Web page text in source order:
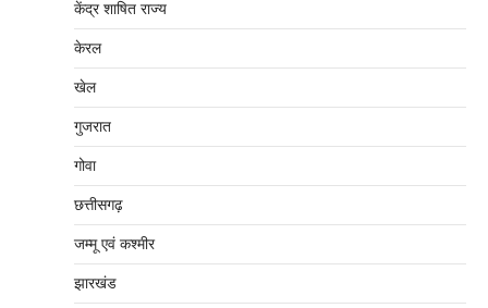
केंद्र शाषित राज्य
केरल
खेल
गुजरात
गोवा
छत्तीसगढ़
जम्‍मू एवं कश्‍मीर
झारखंड